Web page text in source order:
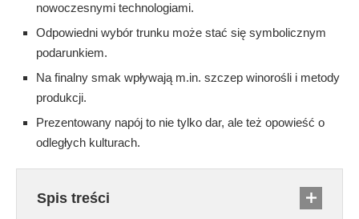
nowoczesnymi technologiami.
Odpowiedni wybór trunku może stać się symbolicznym
podarunkiem.
Na finalny smak wpływają m.in. szczep winorośli i metody
produkcji.
Prezentowany napój to nie tylko dar, ale też opowieść o
odległych kulturach.
Spis treści